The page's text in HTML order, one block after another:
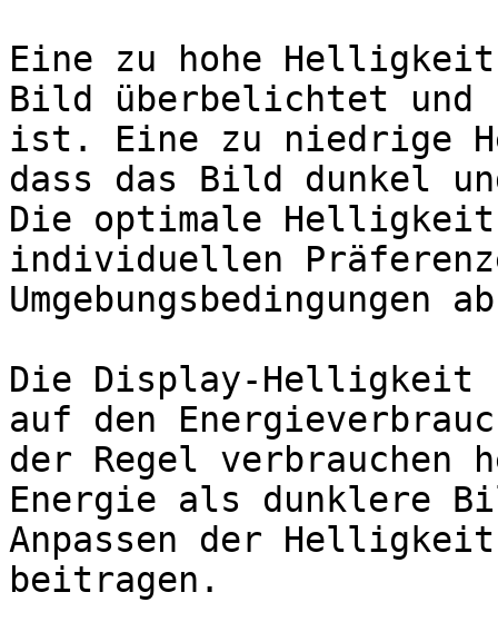
Eine zu hohe
Bild überbelichtet und
ist. Eine zu niedrige
dass das Bild dunkel
Die optimale Helligkeit
individuellen
Umgebungsbedingungen
Die Display-Helligkeit
auf den
der Regel verbrauchen
Energie als dunklere
Anpassen der